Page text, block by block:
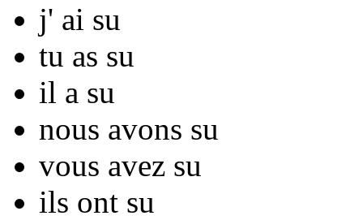
j' ai su
tu as su
il a su
nous avons su
vous avez su
ils ont su